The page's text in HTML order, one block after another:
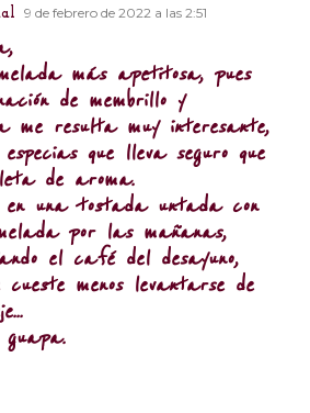
9 de febrero de 2022 a las 2:51
más apetitosa, pues
de membrillo y
me resulta muy interesante,
que lleva seguro que
de aroma.
en una tostada untada con
por las mañanas,
el café del desayuno,
cueste menos levantarse de
guapa.